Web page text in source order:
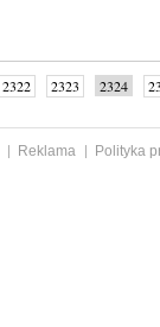
2322 2323 2324
Reklama
Polityka